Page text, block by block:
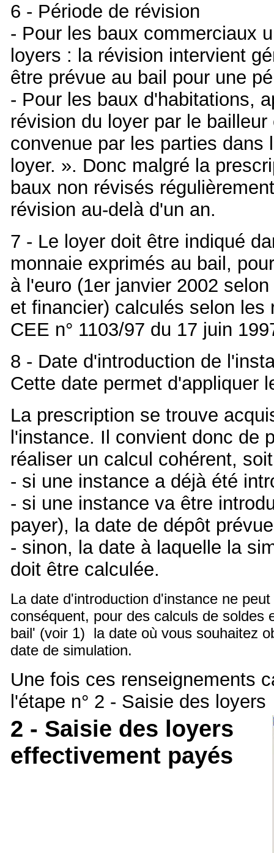
6 - Période de révision
- Pour les baux commerciaux
loyers : la révision intervient
être prévue au bail pour une
- Pour les baux d'habitations,
révision du loyer par le
convenue par les parties
loyer. ». Donc malgré la
baux non révisés
révision au-delà d'un an.
7 - Le loyer doit être indiqué
monnaie exprimés au bail,
à l'euro (1er janvier 2002
et financier) calculés selon les
CEE n° 1103/97 du 17 juin
8 - Date d'introduction de
Cette date permet d'appliquer
La prescription se trouve
l'instance. Il convient donc de
réaliser un calcul cohérent,
- si une instance a déjà été
- si une instance va être
payer), la date de dépôt
- sinon, la date à laquelle la
doit être calculée.
La date d'introduction d'instance ne
conséquent, pour des calculs de
bail' (voir 1) la date où vous souhaitez
date de simulation.
Une fois ces renseignements
l'étape n° 2 - Saisie des loyers
2 - Saisie des loyers
effectivement payés